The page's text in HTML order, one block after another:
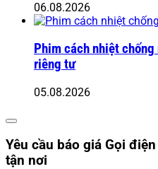
06.08.2026
Phim cách nhiệt
riêng tư
05.08.2026
Yêu cầu báo giá Gọi
tận nơi